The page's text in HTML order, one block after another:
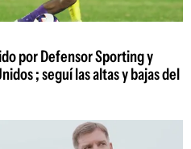
por Defensor Sporting y
; seguí las altas y bajas del